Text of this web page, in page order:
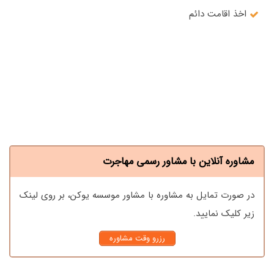
اخذ اقامت دائم
مشاوره آنلاین با مشاور رسمی مهاجرت
در صورت تمایل به مشاوره با مشاور موسسه یوکن، بر روی لینک
زیر کلیک نمایید.
رزرو وقت مشاوره